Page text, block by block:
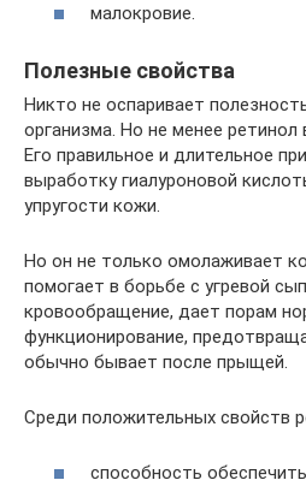
малокровие.
Полезные свойства
Никто не оспаривает
организма. Но не менее ретинол
Его правильное и длительное
выработку гиалуроновой
упругости кожи.
Но он не только омолаживает
помогает в борьбе с угревой
кровообращение, дает порам
функционирование,
обычно бывает после прыщей.
Среди положительных свойств
способность